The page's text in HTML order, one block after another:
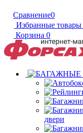
Сравнение0
Избранные товары
Корзина 0
двери